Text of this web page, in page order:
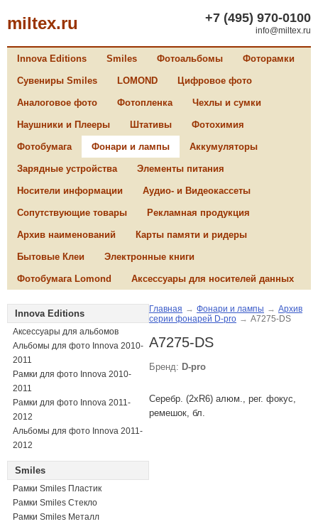
miltex.ru +7 (495) 970-0100
info@miltex.ru
Innova Editions Smiles Фотоальбомы Фоторамки
Сувениры Smiles LOMOND Цифровое фото
Аналоговое фото Фотопленка Чехлы и сумки
Наушники и Плееры Штативы Фотохимия
Фотобумага Фонари и лампы Аккумуляторы
Зарядные устройства Элементы питания
Носители информации Аудио- и Видеокассеты
Сопутствующие товары Рекламная продукция
Архив наименований Карты памяти и ридеры
Бытовые Клеи Электронные книги
Фотобумага Lomond Аксессуары для носителей данных
Innova Editions
Аксессуары для альбомов
Альбомы для фото Innova 2010-
2011
Рамки для фото Innova 2010-
2011
Рамки для фото Innova 2011-
2012
Альбомы для фото Innova 2011-
2012
Smiles
Рамки Smiles Пластик
Рамки Smiles Стекло
Рамки Smiles Металл
Главная → Фонари и лампы → Архив
серии фонарей D-pro → A7275-DS
A7275-DS
Бренд: D-pro
Серебр. (2xR6) алюм., рег. фокус,
ремешок, бл.